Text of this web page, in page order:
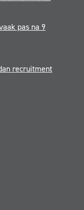
pas na 9
recruitment